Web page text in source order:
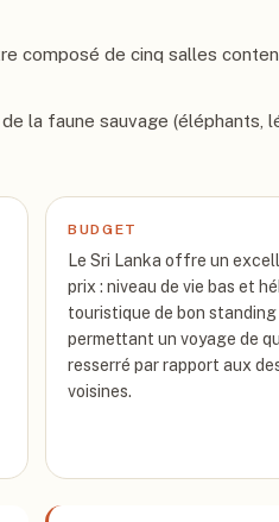
composé de cinq salles
la faune sauvage (éléphants,
BUDGET
Le Sri Lanka offre un
prix : niveau de vie bas et
touristique de bon standing
permettant un voyage de
resserré par rapport aux
voisines.